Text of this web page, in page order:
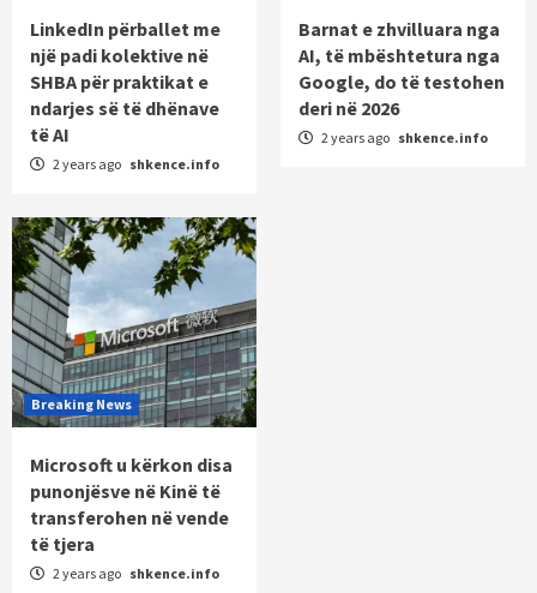
LinkedIn përballet me
një padi kolektive në
SHBA për praktikat e
ndarjes së të dhënave
të AI
2 years ago shkence.info
Barnat e zhvilluara nga
AI, të mbështetura nga
Google, do të testohen
deri në 2026
2 years ago shkence.info
Breaking News
Microsoft u kërkon disa
punonjësve në Kinë të
transferohen në vende
të tjera
2 years ago shkence.info